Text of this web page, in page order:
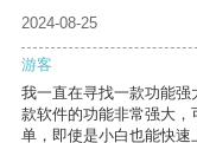
2024-08-25
游客
我一直在寻找一款功能
款软件的功能非常强大
单，即使是小白也能快速